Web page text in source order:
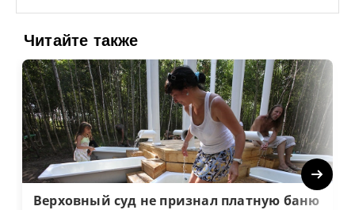
Читайте также
Верховный суд не признал платную баню
Next